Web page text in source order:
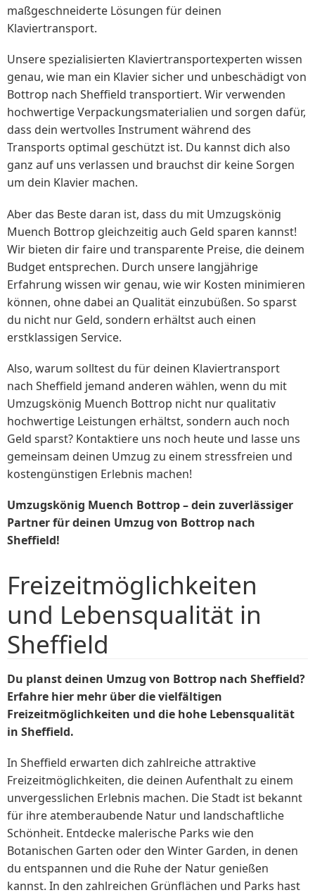
maßgeschneiderte Lösungen für deinen
Klaviertransport.
Unsere spezialisierten Klaviertransportexperten wissen
genau, wie man ein Klavier sicher und unbeschädigt von
Bottrop nach Sheffield transportiert. Wir verwenden
hochwertige Verpackungsmaterialien und sorgen dafür,
dass dein wertvolles Instrument während des
Transports optimal geschützt ist. Du kannst dich also
ganz auf uns verlassen und brauchst dir keine Sorgen
um dein Klavier machen.
Aber das Beste daran ist, dass du mit Umzugskönig
Muench Bottrop gleichzeitig auch Geld sparen kannst!
Wir bieten dir faire und transparente Preise, die deinem
Budget entsprechen. Durch unsere langjährige
Erfahrung wissen wir genau, wie wir Kosten minimieren
können, ohne dabei an Qualität einzubüßen. So sparst
du nicht nur Geld, sondern erhältst auch einen
erstklassigen Service.
Also, warum solltest du für deinen Klaviertransport
nach Sheffield jemand anderen wählen, wenn du mit
Umzugskönig Muench Bottrop nicht nur qualitativ
hochwertige Leistungen erhältst, sondern auch noch
Geld sparst? Kontaktiere uns noch heute und lasse uns
gemeinsam deinen Umzug zu einem stressfreien und
kostengünstigen Erlebnis machen!
Umzugskönig Muench Bottrop – dein zuverlässiger
Partner für deinen Umzug von Bottrop nach
Sheffield!
Freizeitmöglichkeiten
und Lebensqualität in
Sheffield
Du planst deinen Umzug von Bottrop nach Sheffield?
Erfahre hier mehr über die vielfältigen
Freizeitmöglichkeiten und die hohe Lebensqualität
in Sheffield.
In Sheffield erwarten dich zahlreiche attraktive
Freizeitmöglichkeiten, die deinen Aufenthalt zu einem
unvergesslichen Erlebnis machen. Die Stadt ist bekannt
für ihre atemberaubende Natur und landschaftliche
Schönheit. Entdecke malerische Parks wie den
Botanischen Garten oder den Winter Garden, in denen
du entspannen und die Ruhe der Natur genießen
kannst. In den zahlreichen Grünflächen und Parks hast